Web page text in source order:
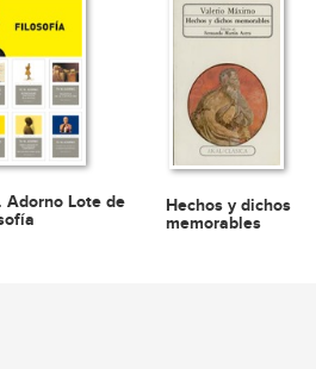
Adorno Lote de
Hechos y dichos
memorables